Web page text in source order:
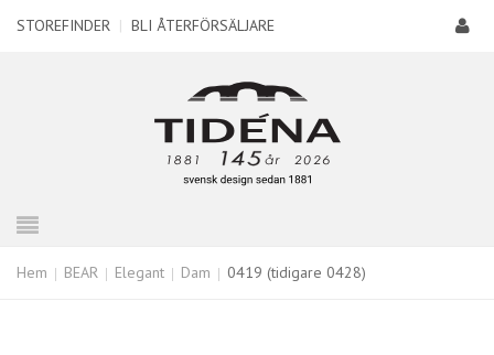
STOREFINDER | BLI ÅTERFÖRSÄLJARE
Hem BEAR Elegant Dam 0419 (tidigare 0428)